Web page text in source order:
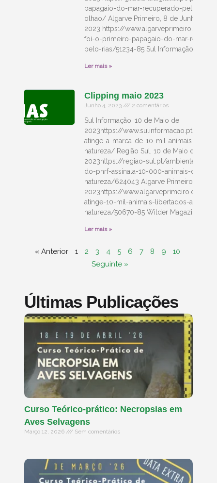
papagaio-do-mar-recuperado-pelo-rias-
olhao/ Algarve Primeiro, 8 de Junho de
2023 https://www.algarveprimeiro.com/
foi-o-primeiro-papagaio-do-mar-
pelo-rias/51234-85 Sul Informação,
Ler mais »
Clipping maio 2023
Junho 4, 2023 2 comentários
Sul Informação, 10 de Maio de
2023https://www.sulinformacao.pt/
atinge-a-marca-de-10-mil-animais-
natureza/ Região Sul, 10 de Maio de
2023https://regiao-sul.pt/ambiente/dia-
do-pnrf-assinala-10-000-animais-
natureza/624043 Algarve Primeiro, 10 de
2023https://www.algarveprimeiro.com/
atinge-10-mil-animais-libertados-agrave-
natureza/50670-85 Wilder Magazine, 15
Ler mais »
« Anterior 1 2 3 4 5 6 7 8 9
10
Seguinte »
Últimas Publicações
Curso Teórico-prático: Necropsias em
Aves Selvagens
Março 12, 2026 Sem comentários